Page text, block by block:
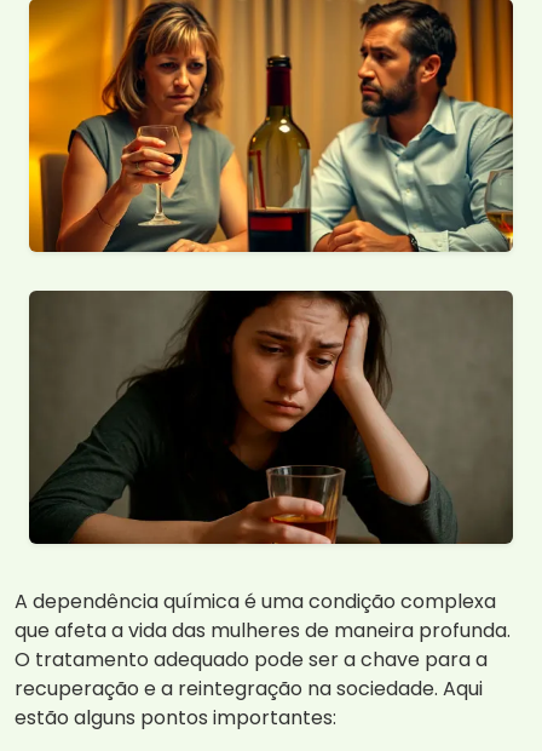
A dependência química é uma condição complexa
que afeta a vida das mulheres de maneira profunda.
O tratamento adequado pode ser a chave para a
recuperação e a reintegração na sociedade. Aqui
estão alguns pontos importantes: